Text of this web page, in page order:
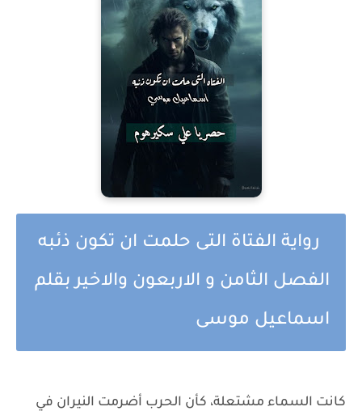
رواية الفتاة التى حلمت ان تكون ذئبه
الفصل الثامن و الاربعون والاخير بقلم
اسماعيل موسى
كانت السماء مشتعلة، كأن الحرب أضرمت النيران في